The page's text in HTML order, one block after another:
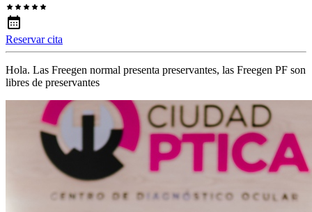
Reservar cita
Hola. Las Freegen normal presenta preservantes, las Freegen PF son
libres de preservantes